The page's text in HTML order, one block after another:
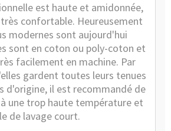
est haute et amidonnée,
confortable. Heureusement
modernes sont aujourd'hui
sont en coton ou poly-coton et
facilement en machine. Par
gardent toutes leurs tenues
d'origine, il est recommandé de
à une trop haute température et
de lavage court.